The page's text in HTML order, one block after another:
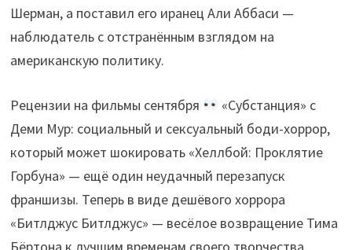
Шерман, а поставил его иранец Али Аббаси —
наблюдатель с отстранённым взглядом на
американскую политику.
Рецензии на фильмы сентября
«Субстанция» с
Деми Мур: социальный и сексуальный боди-хоррор,
который может шокировать «Хеллбой: Проклятие
Горбуна» — ещё один неудачный перезапуск
франшизы. Теперь в виде дешёвого хоррора
«Битлджус Битлджус» — весёлое возвращение Тима